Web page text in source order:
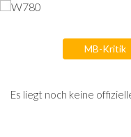
MB-Kritik
Es liegt noch keine